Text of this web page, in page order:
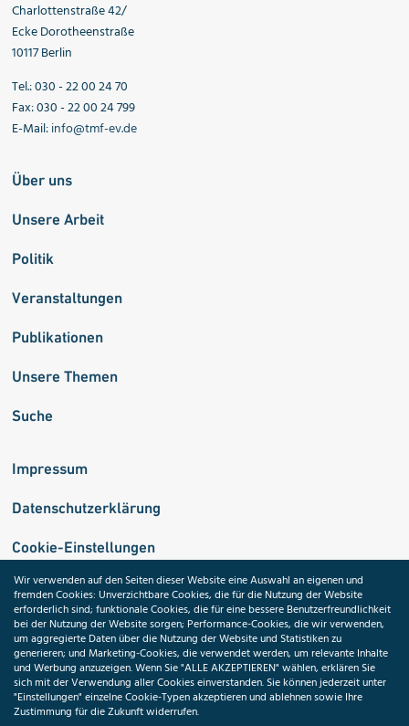
Charlottenstraße 42/
Ecke Dorotheenstraße
10117 Berlin
Tel.: 030 - 22 00 24 70
Fax: 030 - 22 00 24 799
E-Mail:info@tmf-ev.de
Über uns
Unsere Arbeit
Politik
Veranstaltungen
Publikationen
Unsere Themen
Suche
Impressum
Datenschutzerklärung
Cookie-Einstellungen
Medizininformatik-Initiative
ToolPool Gesundheitsforschung
Wir verwenden auf den Seiten dieser Website eine Auswahl an eigenen und
fremden Cookies: Unverzichtbare Cookies, die für die Nutzung der Website
erforderlich sind; funktionale Cookies, die für eine bessere Benutzerfreundlichkeit
bei der Nutzung der Website sorgen; Performance-Cookies, die wir verwenden,
um aggregierte Daten über die Nutzung der Website und Statistiken zu
generieren; und Marketing-Cookies, die verwendet werden, um relevante Inhalte
und Werbung anzuzeigen. Wenn Sie "ALLE AKZEPTIEREN" wählen, erklären Sie
sich mit der Verwendung aller Cookies einverstanden. Sie können jederzeit unter
"Einstellungen" einzelne Cookie-Typen akzeptieren und ablehnen sowie Ihre
Zustimmung für die Zukunft widerrufen.